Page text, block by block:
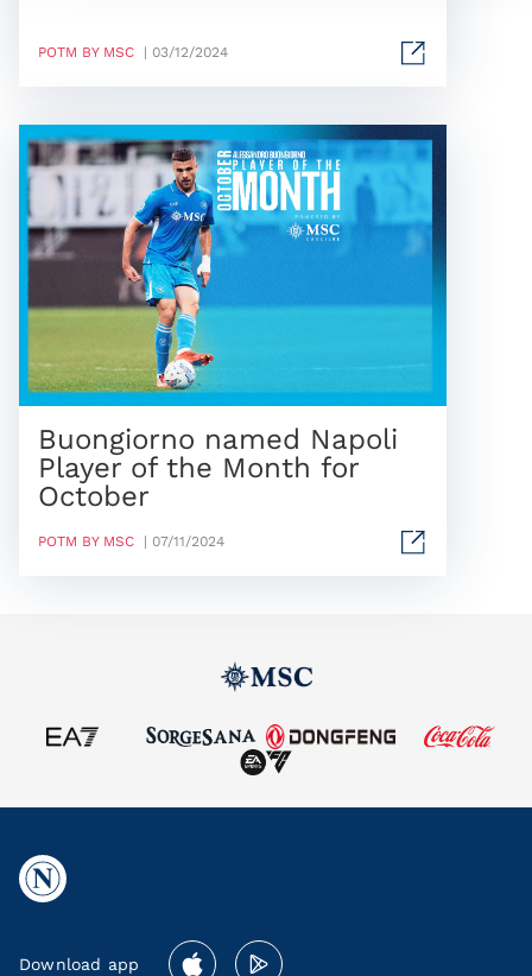
POTM BY MSC | 03/12/2024
Buongiorno named Napoli
Player of the Month for
October
POTM BY MSC | 07/11/2024
Download app